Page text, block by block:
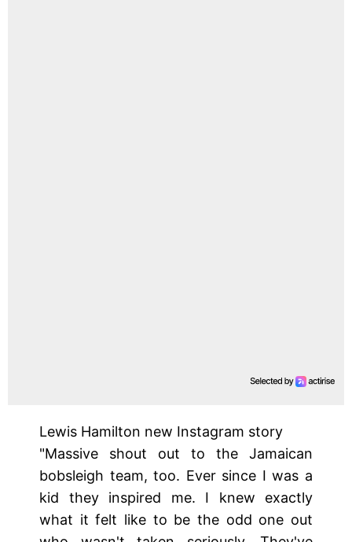
Lewis Hamilton new Instagram story
"Massive shout out to the Jamaican
bobsleigh team, too. Ever since I was a
kid they inspired me. I knew exactly
what it felt like to be the odd one out